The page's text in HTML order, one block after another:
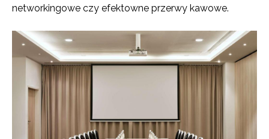
networkingowe czy efektowne przerwy kawowe.